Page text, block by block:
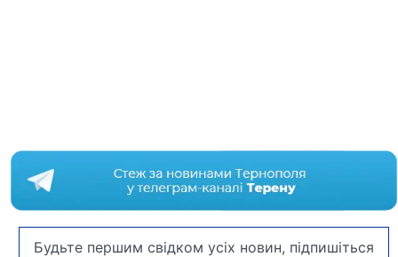
Будьте першим свідком усіх новин, підпишіться